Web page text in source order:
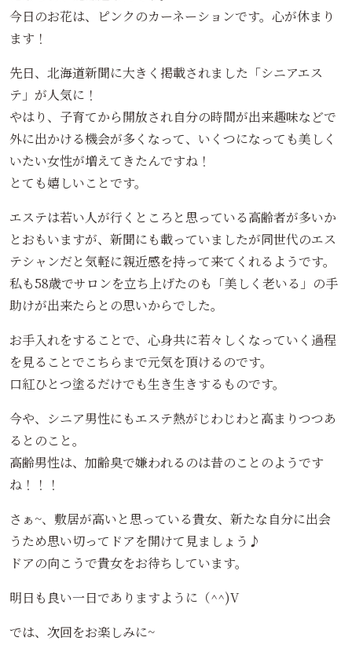
今日のお花は、ピンクのカーネーションです。心が休まり
ます！
先日、北海道新聞に大きく掲載されました「シニアエス
テ」が人気に！
やはり、子育てから開放され自分の時間が出来趣味などで
外に出かける機会が多くなって、いくつになっても美しく
いたい女性が増えてきたんですね！
とても嬉しいことです。
エステは若い人が行くところと思っている高齢者が多いか
とおもいますが、新聞にも載っていましたが同世代のエス
テシャンだと気軽に親近感を持って来てくれるようです。
私も58歳でサロンを立ち上げたのも「美しく老いる」の手
助けが出来たらとの思いからでした。
お手入れをすることで、心身共に若々しくなっていく過程
を見ることでこちらまで元気を頂けるのです。
口紅ひとつ塗るだけでも生き生きするものです。
今や、シニア男性にもエステ熱がじわじわと高まりつつあ
るとのこと。
高齢男性は、加齢臭で嫌われるのは昔のことのようです
ね！！！
さぁ~、敷居が高いと思っている貴女、新たな自分に出会
うため思い切ってドアを開けて見ましょう♪
ドアの向こうで貴女をお待ちしています。
明日も良い一日でありますように（^^)V
では、次回をお楽しみに~